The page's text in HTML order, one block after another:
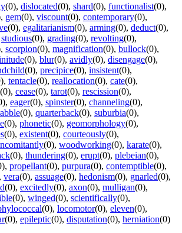
(0), dislocated(0), shard(0), functionalist(0),
, gem(0), viscount(0), contemporary(0),
(0), egalitarianism(0), arming(0), deduct(0),
studious(0), grading(0), revolting(0),
, scorpion(0), magnification(0), bullock(0),
(0), blur(0), avidly(0), disengage(0),
(0), precipice(0), insistent(0),
, tentacle(0), reallocation(0), cate(0),
(0), cease(0), tarot(0), rescission(0),
, eager(0), spinster(0), channeling(0),
(0), quarterback(0), suburbia(0),
(0), phonetic(0), geomorphology(0),
(0), existent(0), courteously(0),
(0), woodworking(0), karate(0),
(0), thundering(0), erupt(0), plebeian(0),
, propellant(0), purpura(0), contemptible(0),
, vera(0), assuage(0), hedonism(0), gnarled(0),
(0), excitedly(0), axon(0), mulligan(0),
(0), winged(0), scientifically(0),
(0), locomotor(0), eleven(0),
(0), epileptic(0), disputation(0), herniation(0)